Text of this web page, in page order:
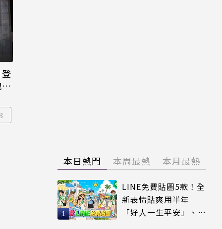
本日熱門 本周最熱 本月最熱
LINE免費貼圖5款！全
新表情貼爽用半年
「好人一生平安」、